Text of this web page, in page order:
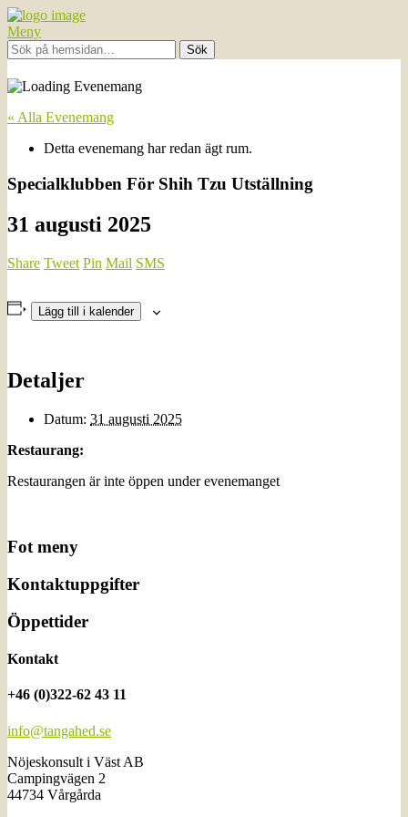
Meny
« Alla Evenemang
Detta evenemang har redan ägt rum.
Specialklubben För Shih Tzu Utställning
31 augusti 2025
Share Tweet Pin Mail SMS
Lägg till i kalender
Detaljer
Datum: 31 augusti 2025
Restaurang:
Restaurangen är inte öppen under evenemanget
Fot meny
Kontaktuppgifter
Öppettider
Kontakt
+46 (0)322-62 43 11
info@tangahed.se
Nöjeskonsult i Väst AB
Campingvägen 2
44734 Vårgårda